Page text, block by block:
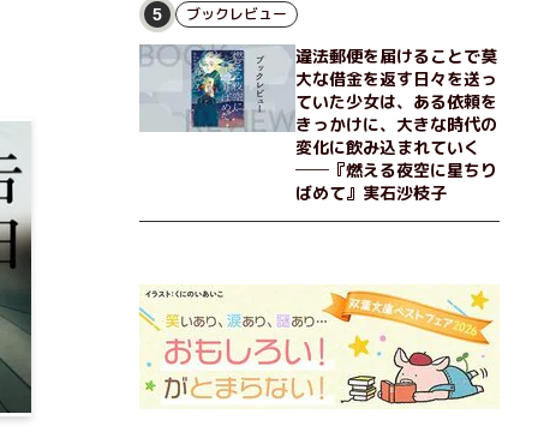
て……。韓国で世代を超えて愛され続け、35万部を
突破したベストセラー小説の邦訳版。
5 ブックレビュー
違法郵便を届けることで莫
大な借金を返す日々を送っ
ていた少女は、ある依頼を
きっかけに、大きな時代の
変化に飲み込まれていく
──『燃える夜空に星ちり
ばめて』実石沙枝子